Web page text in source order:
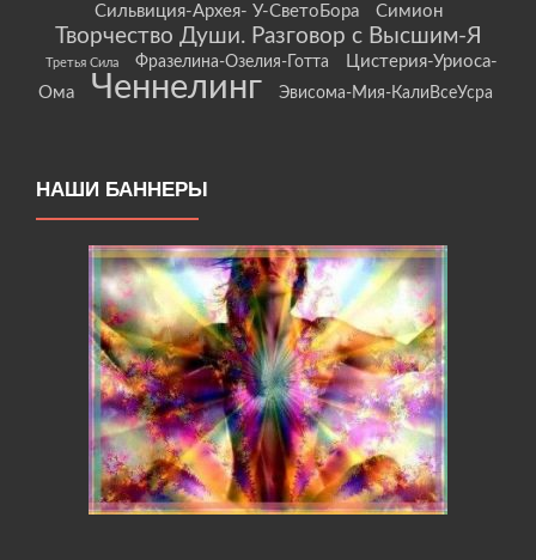
Сильвиция-Архея- У-СветоБора Симион
Творчество Души. Разговор с Высшим-Я
Третья Сила Фразелина-Озелия-Готта
Цистерия-Уриоса-
Ома
Ченнелинг Эвисома-Мия-КалиВсеУсра
НАШИ БАННЕРЫ